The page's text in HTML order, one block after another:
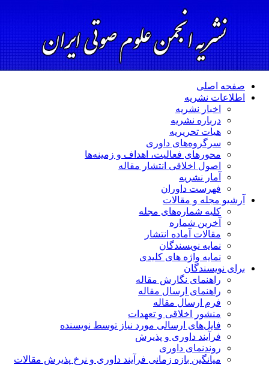
صفحه اصلی
اطلاعات نشریه
اخبار نشریه
درباره نشریه
هیات تحریریه
سرگروه‌های داوری
محورهای فعالیت، اهداف و زمینه‌ها
اصول اخلاقی انتشار مقاله
آمار نشریه
فهرست داوران
آرشیو مجله و مقالات
کلیه شماره‌های مجله
آخرین شماره
مقالات آماده انتشار
نمایه نویسندگان
نمایه واژه های کلیدی
برای نویسندگان
راهنمای نگارش مقاله
راهنمای ارسال مقاله
فرم ارسال مقاله
منشور اخلاقی و تعهدات
فایل‌های ارسالی مورد نیاز توسط نویسنده
فرآیند داوری و پذیرش
روندنمای داوری
میانگین بازه زمانی فرآیند داوری و نرخ پذیرش مقالات